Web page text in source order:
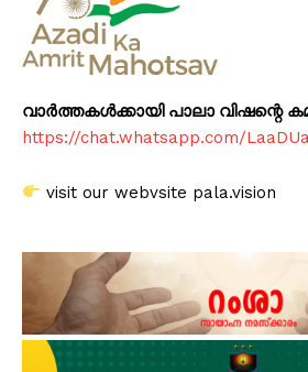
വാർത്തകൾക്കായി പാലാ വിഷന്റെ
https://chat.whatsapp.com/
visit our webvsite pala.vision